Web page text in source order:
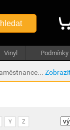
Vinyl Podmínky
Y Z